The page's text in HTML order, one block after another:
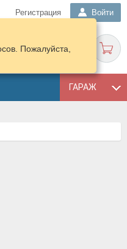
Регистрация Войти
ГАРАЖ
Пожалуйста,